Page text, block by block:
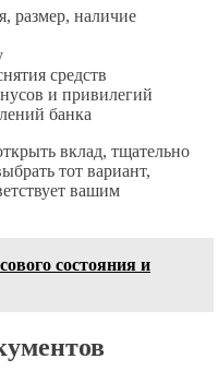
размер, наличие
средств
и привилегий
банка
вклад, тщательно
тот вариант,
вашим
состояния и